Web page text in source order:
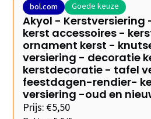
bol.com Goede keuze
Akyol - Kerstversiering
kerst accessoires -
ornament kerst -
versiering - decoratie
kerstdecoratie - tafel
feestdagen-rendier-
versiering -oud en
Prijs: €5,50